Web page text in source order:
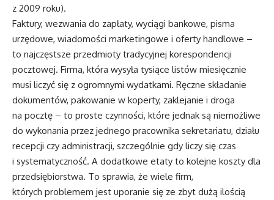
z 2009 roku).
Faktury, wezwania do zapłaty, wyciągi bankowe, pisma
urzędowe, wiadomości marketingowe i oferty handlowe –
to najczęstsze przedmioty tradycyjnej korespondencji
pocztowej. Firma, która wysyła tysiące listów miesięcznie
musi liczyć się z ogromnymi wydatkami. Ręczne składanie
dokumentów, pakowanie w koperty, zaklejanie i droga
na pocztę – to proste czynności, które jednak są niemożliwe
do wykonania przez jednego pracownika sekretariatu, działu
recepcji czy administracji, szczególnie gdy liczy się czas
i systematyczność. A dodatkowe etaty to kolejne koszty dla
przedsiębiorstwa. To sprawia, że wiele firm,
których problemem jest uporanie się ze zbyt dużą ilością